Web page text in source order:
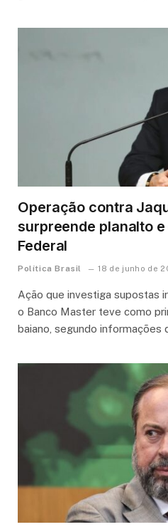
Operação contra
surpreende planalto
Federal
Política Brasil 18 de junho de
Ação que investiga supostas
o Banco Master teve como
baiano, segundo informações